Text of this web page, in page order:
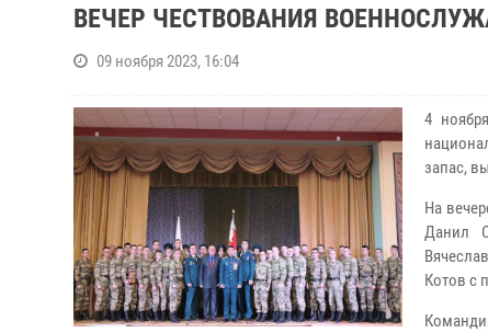
ВЕЧЕР ЧЕСТВОВАНИЯ
09 ноября 2023, 16:04
4
запас,
На
Данил
Котов с